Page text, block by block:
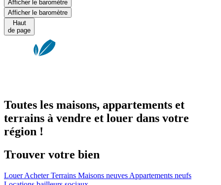
Afficher le baromètre
Afficher le baromètre
Haut
de page
Toutes les maisons, appartements et
terrains à vendre et louer dans votre
région !
Trouver votre bien
LouerAcheterTerrains Maisons neuves Appartements neufs